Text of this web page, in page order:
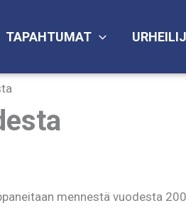
TAPAHTUMAT
mennestä vuodesta